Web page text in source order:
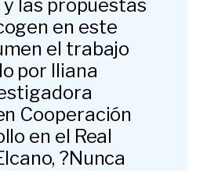
y las propuestas
en este
el trabajo
por Iliana
Cooperación
en el Real
?Nunca